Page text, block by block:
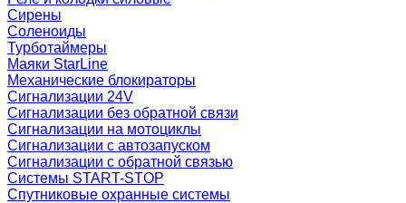
Сирены
Соленоиды
Турботаймеры
Маяки StarLine
Механические блокираторы
Сигнализации 24V
Сигнализации без обратной связи
Сигнализации на мотоциклы
Сигнализации с автозапуском
Сигнализации с обратной связью
Системы START-STOP
Спутниковые охранные системы